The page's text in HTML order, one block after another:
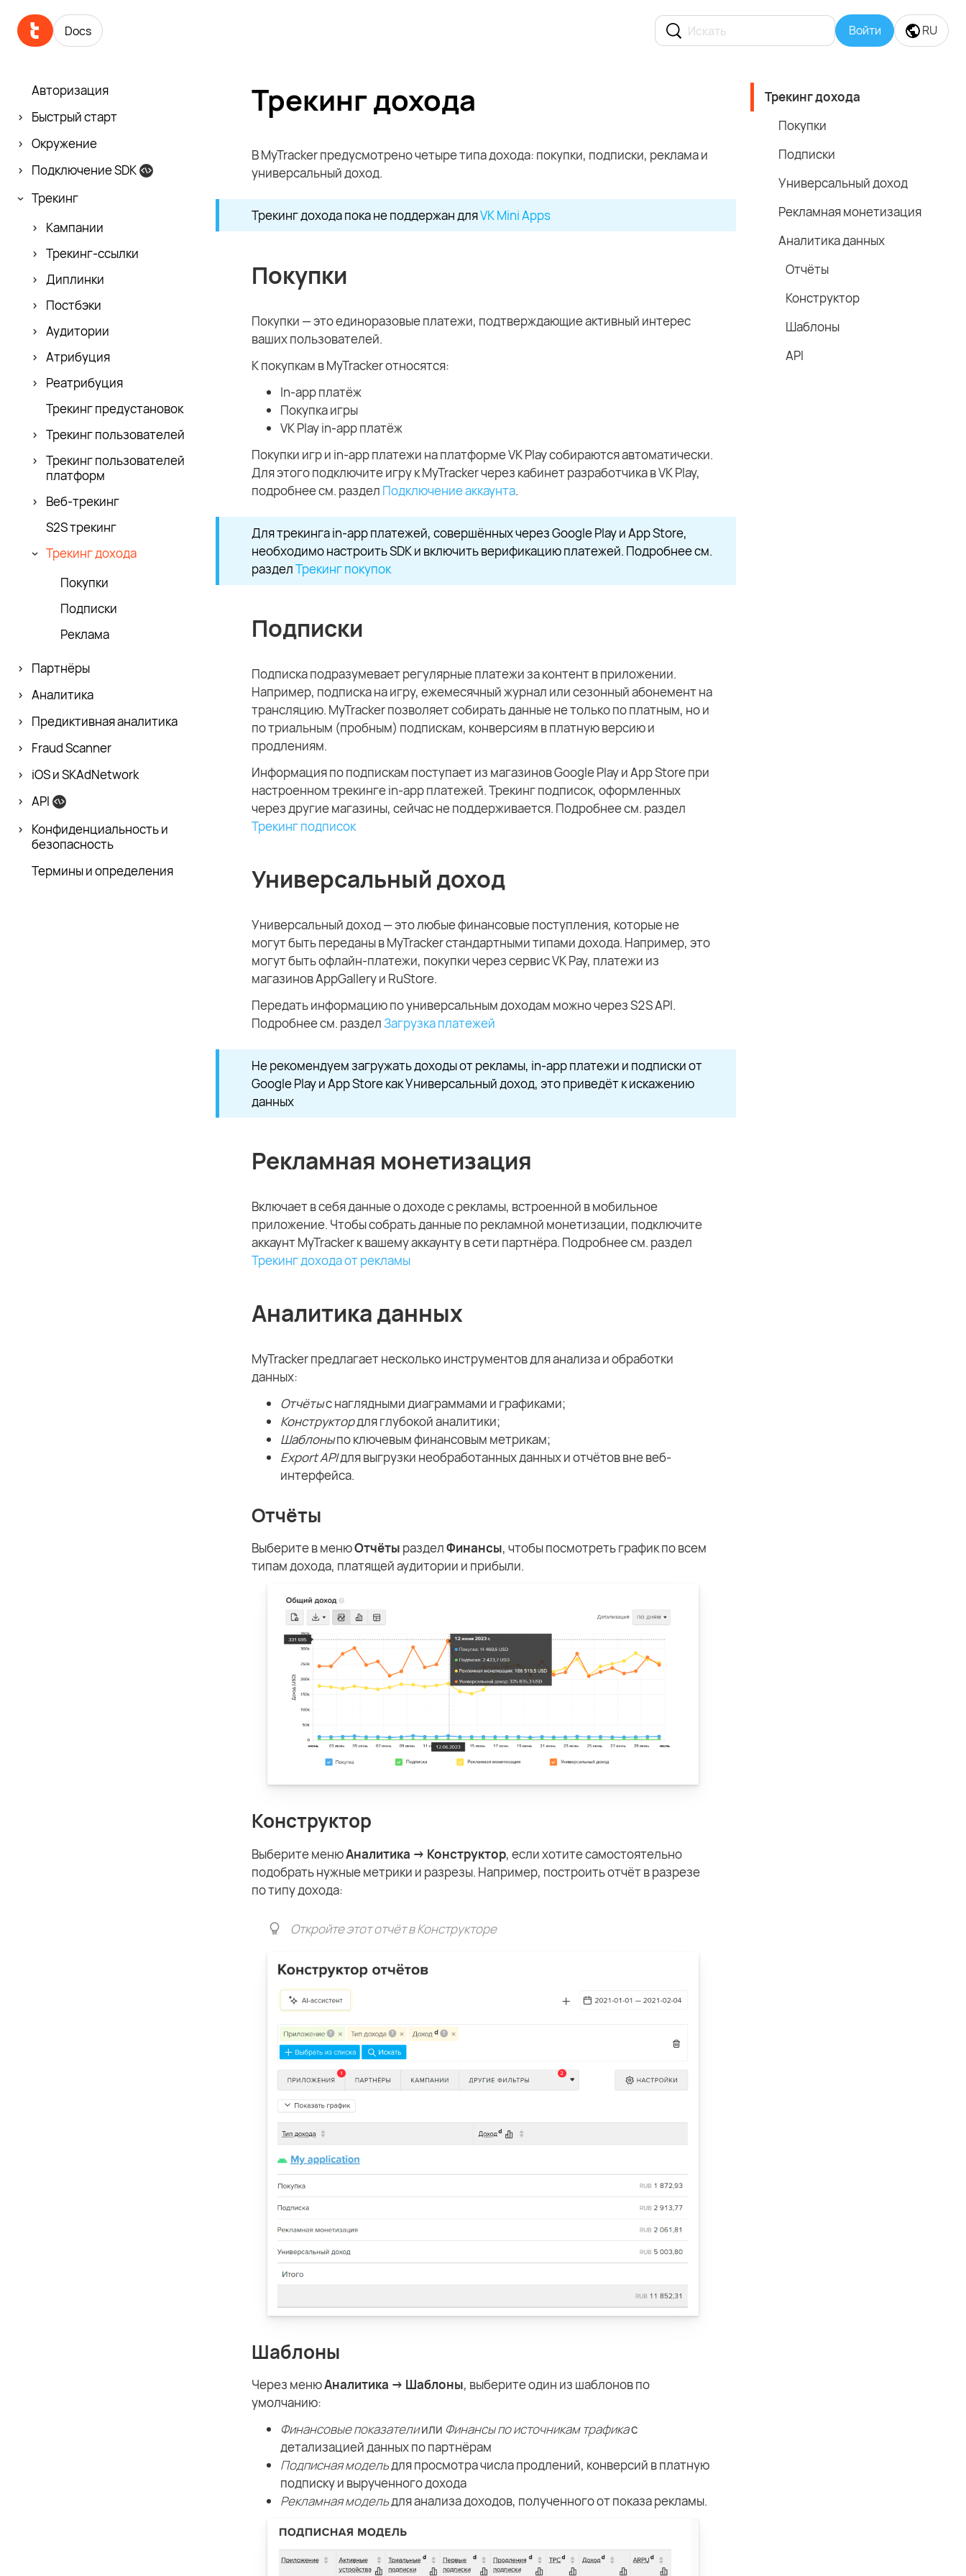
Docs Войти RU
Авторизация
Быстрый старт
Окружение
Подключение SDK
Трекинг
Кампании
Трекинг-ссылки
Диплинки
Постбэки
Аудитории
Атрибуция
Реатрибуция
Трекинг предустановок
Трекинг пользователей
Трекинг пользователей
платформ
Веб-трекинг
S2S трекинг
Трекинг дохода
Покупки
Подписки
Реклама
Партнёры
Аналитика
Предиктивная аналитика
Fraud Scanner
iOS и SKAdNetwork
API
Конфиденци­альность и
безопасность
Термины и определения
Трекинг дохода
В MyTracker предусмотрено четыре типа дохода: покупки, подписки, реклама и
универсальный доход.
Трекинг дохода пока не поддержан дляVK Mini Apps
Покупки
Покупки — это единоразовые платежи, подтверждающие активный интерес
ваших пользователей.
К покупкам в MyTracker относятся:
In-app платёж
Покупка игры
VK Play in-app платёж
Покупки игр и in-app платежи на платформе VK Play собираются автоматически.
Для этого подключите игру к MyTracker через кабинет разработчика в VK Play,
подробнее см. раздел Подключение аккаунта.
Для трекинга in-app платежей, совершённых через Google Play и App Store,
необходимо настроить SDK и включить верификацию платежей. Подробнее см.
разделТрекинг покупок
Подписки
Подписка подразумевает регулярные платежи за контент в приложении.
Например, подписка на игру, ежемесячный журнал или сезонный абонемент на
трансляцию. MyTracker позволяет собирать данные не только по платным, но и
по триальным (пробным) подпискам, конверсиям в платную версию и
продлениям.
Информация по подпискам поступает из магазинов Google Play и App Store при
настроенном трекинге in-app платежей. Трекинг подписок, оформленных
через другие магазины, сейчас не поддерживается. Подробнее см. раздел
Трекинг подписок
Универсальный доход
Универсальный доход — это любые финансовые поступления, которые не
могут быть переданы в MyTracker стандартными типами дохода. Например, это
могут быть офлайн-платежи, покупки через сервис VK Pay, платежи из
магазинов AppGallery и RuStore.
Передать информацию по универсальным доходам можно через S2S API.
Подробнее см. разделЗагрузка платежей
Не рекомендуем загружать доходы от рекламы, in-app платежи и подписки от
Google Play и App Store как Универсальный доход, это приведёт к искажению
данных
Рекламная монетизация
Включает в себя данные о доходе с рекламы, встроенной в мобильное
приложение. Чтобы собрать данные по рекламной монетизации, подключите
аккаунт MyTracker к вашему аккаунту в сети партнёра. Подробнее см. раздел
Трекинг дохода от рекламы
Аналитика данных
MyTracker предлагает несколько инструментов для анализа и обработки
данных:
Отчётыс наглядными диаграммами и графиками;
Конструктордля глубокой аналитики;
Шаблоныпо ключевым финансовым метрикам;
Export APIдля выгрузки необработанных данных и отчётов вне веб-
интерфейса.
Отчёты
Выберите в менюОтчёты разделФинансы, чтобы посмотреть график по всем
типам дохода, платящей аудитории и прибыли.
Конструктор
Выберите менюАналитика → Конструктор, если хотите самостоятельно
подобрать нужные метрики и разрезы. Например, построить отчёт в разрезе
по типу дохода:
Откройте этот отчёт в Конструкторе
Шаблоны
Через менюАналитика → Шаблоны, выберите один из шаблонов по
умолчанию:
Финансовые показателиили Финансы по источникам трафикас
детализацией данных по партнёрам
Подписная модельдля просмотра числа продлений, конверсий в платную
подписку и вырученного дохода
Рекламная модельдля анализа доходов, полученного от показа рекламы.
Трекинг дохода
Покупки
Подписки
Универсальный доход
Рекламная монетизация
Аналитика данных
Отчёты
Конструктор
Шаблоны
API